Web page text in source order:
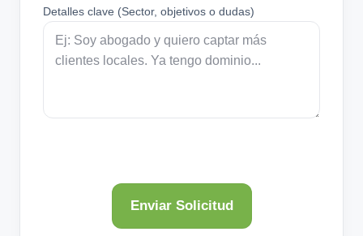
Detalles clave (Sector, objetivos o dudas)